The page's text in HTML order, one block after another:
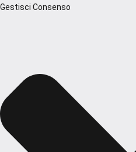
Gestisci Consenso